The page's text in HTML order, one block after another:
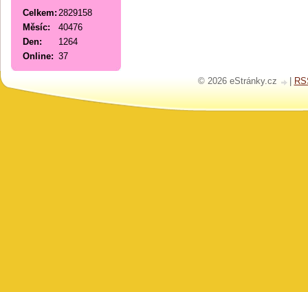
Online: 37
Celkem: 2829158
Měsíc:
40476
Den:
1264
© 2026 eStránky.cz